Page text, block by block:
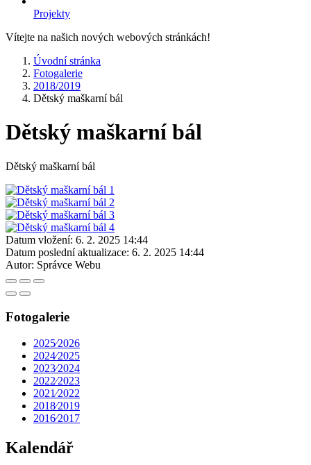
Projekty
Vítejte na našich nových webových stránkách!
Úvodní stránka
Fotogalerie
2018/2019
Dětský maškarní bál
Dětský maškarní bál
Dětský maškarní bál
Datum vložení: 6. 2. 2025 14:44
Datum poslední aktualizace: 6. 2. 2025 14:44
Autor: Správce Webu
Fotogalerie
2025⁄2026
2024⁄2025
2023⁄2024
2022⁄2023
2021⁄2022
2018⁄2019
2016⁄2017
Kalendář